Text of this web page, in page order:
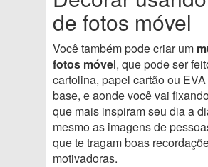
de fotos móvel
Você também pode criar um
fotos móvel, que pode ser
cartolina, papel cartão ou
base, e aonde você vai
que mais inspiram seu dia a
mesmo as imagens de
que te tragam boas
motivadoras.